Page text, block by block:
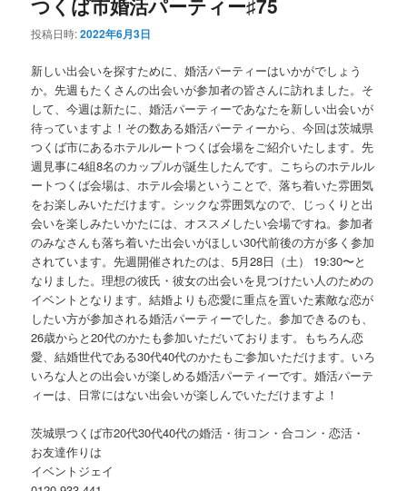
投稿日時:2022年6月3日
新しい出会いを探すために、婚活パーティーはいかがでしょう
か。先週もたくさんの出会いが参加者の皆さんに訪れました。そ
して、今週は新たに、婚活パーティーであなたを新しい出会いが
待っていますよ！その数ある婚活パーティーから、今回は茨城県
つくば市にあるホテルルートつくば会場をご紹介いたします。先
週見事に4組8名のカップルが誕生したんです。こちらのホテルル
ートつくば会場は、ホテル会場ということで、落ち着いた雰囲気
をお楽しみいただけます。シックな雰囲気なので、じっくりと出
会いを楽しみたいかたには、オススメしたい会場ですね。参加者
のみなさんも落ち着いた出会いがほしい30代前後の方が多く参加
されています。先週開催されたのは、5月28日（土） 19:30〜と
なりました。理想の彼氏・彼女の出会いを見つけたい人のための
イベントとなります。結婚よりも恋愛に重点を置いた素敵な恋が
したい方が参加される婚活パーティーでした。参加できるのも、
26歳からと20代のかたも参加いただいております。もちろん恋
愛、結婚世代である30代40代のかたもご参加いただけます。いろ
いろな人との出会いが楽しめる婚活パーティーです。婚活パーテ
ィーは、日常にはない出会いが楽しんでいただけますよ！
茨城県つくば市20代30代40代の婚活・街コン・合コン・恋活・
お友達作りは
イベントジェイ